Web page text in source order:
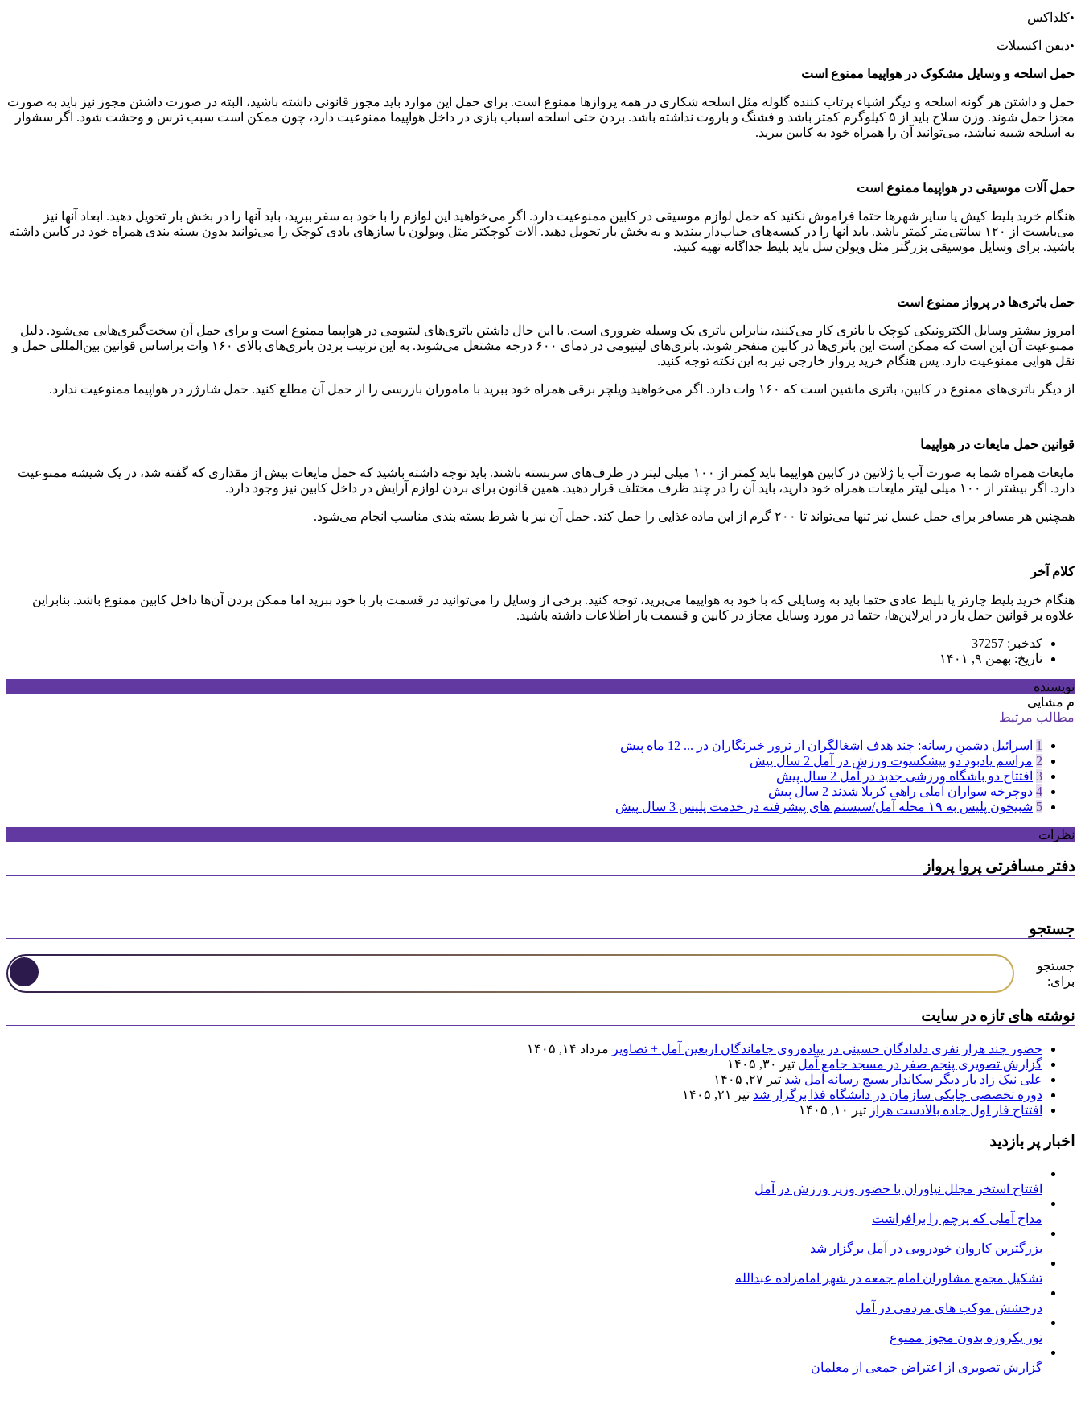
•کلداکس
•دیفن اکسیلات
حمل اسلحه و وسایل مشکوک در هواپیما ممنوع است
حمل و داشتن هر گونه اسلحه و دیگر اشیاء پرتاب کننده گلوله مثل اسلحه شکاری در همه پروازها ممنوع است. برای حمل این موارد باید مجوز قانونی داشته باشید، البته در صورت داشتن مجوز نیز باید به صورت
مجزا حمل شوند. وزن سلاح باید از ۵ کیلوگرم کمتر باشد و فشنگ و باروت نداشته باشد. بردن حتی اسلحه اسباب بازی در داخل هواپیما ممنوعیت دارد، چون ممکن است سبب ترس و وحشت شود. اگر سشوار
به اسلحه شبیه نباشد، می‌توانید آن را همراه خود به کابین ببرید.
حمل آلات موسیقی در هواپیما ممنوع است
هنگام خرید بلیط کیش یا سایر شهرها حتما فراموش نکنید که حمل لوازم موسیقی در کابین ممنوعیت دارد. اگر می‌خواهید این لوازم را با خود به سفر ببرید، باید آنها را در بخش بار تحویل دهید. ابعاد آنها نیز
می‌‌بایست از ۱۲۰ سانتی‌متر کمتر باشد. باید آنها را در کیسه‌های حباب‌دار ببندید و به بخش بار تحویل دهید. آلات کوچکتر مثل ویولون یا سازهای بادی کوچک را می‌توانید بدون بسته بندی همراه خود در کابین داشته
باشید. برای وسایل موسیقی بزرگتر مثل ویولن سل باید بلیط جداگانه تهیه کنید.
حمل باتری‌ها در پرواز ممنوع است
امروز بیشتر وسایل الکترونیکی کوچک با باتری کار می‌کنند، بنابراین باتری یک وسیله ضروری است. با این حال داشتن باتری‌های لیتیومی در هواپیما ممنوع است و برای حمل آن سخت‌گیری‌هایی می‌شود. دلیل
ممنوعیت آن این است که ممکن است این باتری‌ها در کابین منفجر شوند. باتری‌های لیتیومی در دمای ۶۰۰ درجه مشتعل می‌شوند. به این ترتیب بردن باتری‌های بالای ۱۶۰ وات براساس قوانین بین‌المللی حمل‌ و
نقل هوایی ممنوعیت دارد. پس هنگام خرید پرواز خارجی نیز به این نکته توجه کنید.
از دیگر باتری‌های ممنوع در کابین، باتری ماشین است که ۱۶۰ وات دارد. اگر می‌خواهید ویلچر برقی همراه خود ببرید با ماموران بازرسی را از حمل آن مطلع کنید. حمل شارژر در هواپیما ممنوعیت ندارد.
قوانین حمل مایعات در هواپیما
مایعات همراه شما به صورت آب یا ژلاتین در کابین هواپیما باید کمتر از ۱۰۰ میلی لیتر در ظرف‌های سربسته باشند. باید توجه داشته باشید که حمل مایعات بیش از مقداری که گفته شد، در یک شیشه ممنوعیت
دارد. اگر بیشتر از ۱۰۰ میلی لیتر مایعات همراه خود دارید، باید آن را در چند ظرف مختلف قرار دهید. همین قانون برای بردن لوازم آرایش در داخل کابین نیز وجود دارد.
همچنین هر مسافر برای حمل عسل نیز تنها می‌تواند تا ۲۰۰ گرم از این ماده غذایی را حمل کند. حمل آن نیز با شرط بسته بندی مناسب انجام می‌شود.
کلام آخر
هنگام خرید بلیط چارتر یا بلیط عادی حتما باید به وسایلی که با خود به هواپیما می‌برید، توجه کنید. برخی از وسایل را می‌توانید در قسمت بار با خود ببرید اما ممکن بردن آن‌ها داخل کابین ممنوع باشد. بنابراین
علاوه بر قوانین حمل بار در ایرلاین‌ها، حتما در مورد وسایل مجاز در کابین و قسمت بار اطلاعات داشته باشید.
کدخبر: 37257
تاریخ: بهمن ۹, ۱۴۰۱
نویسنده
م مشایی
مطالب مرتبط
1 اسرائیل دشمنِ رسانه: چند هدف اشغالگران از ترور خبرنگاران در ... 12 ماه پیش
2 مراسم یادبود دو پیشکسوت ورزش در آمل 2 سال پیش
3 افتتاح دو باشگاه ورزشی جدید در آمل 2 سال پیش
4 دوچرخه سواران آملی راهی کربلا شدند 2 سال پیش
5 شبیخون پلیس به ۱۹ محله آمل/سیستم های پیشرفته در خدمت پلیس 3 سال پیش
نظرات
دفتر مسافرتی پروا پرواز
جستجو
جستجو
برای:
نوشته های تازه در سایت
حضور چند هزار نفری دلدادگان حسینی در پیاده‌روی جاماندگان اربعین آمل + تصاویر مرداد ۱۴, ۱۴۰۵
گزارش تصویری پنجم صفر در مسجد جامع آمل تیر ۳۰, ۱۴۰۵
علی نیک زاد بار دیگر سکاندار بسیج رسانه آمل شد تیر ۲۷, ۱۴۰۵
دوره تخصصی چابکی سازمان در دانشگاه فذا برگزار شد تیر ۲۱, ۱۴۰۵
افتتاح فاز اول جاده بالادست هراز تیر ۱۰, ۱۴۰۵
اخبار پر بازدید
افتتاح استخر مجلل نیاوران با حضور وزیر ورزش در آمل
مداح آملی که پرچم را برافراشت
بزرگترین کاروان خودرویی در آمل برگزار شد
تشکیل مجمع مشاوران امام جمعه در شهر امامزاده عبدالله
درخشش موکب های مردمی در آمل
تور یکروزه بدون مجوز ممنوع
گزارش تصویری از اعتراض جمعی از معلمان